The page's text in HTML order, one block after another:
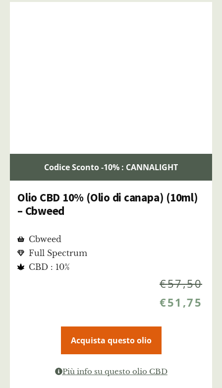
Codice Sconto -10% : CANNALIGHT
Olio CBD 10% (Olio di canapa) (10ml)
– Cbweed
Cbweed
Full Spectrum
CBD : 10%
€57,50
€51,75
Acquista questo olio
Più info su questo olio CBD